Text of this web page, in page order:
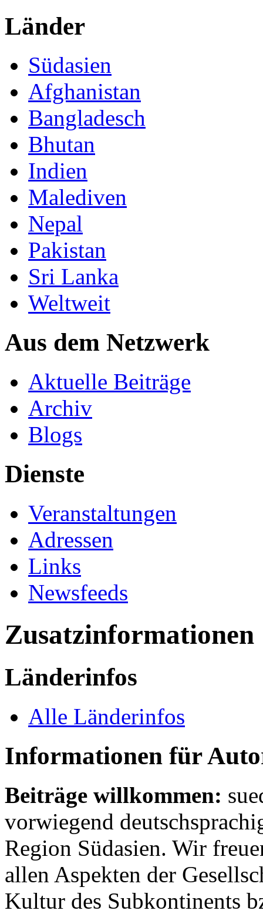
Länder
Südasien
Afghanistan
Bangladesch
Bhutan
Indien
Malediven
Nepal
Pakistan
Sri Lanka
Weltweit
Aus dem Netzwerk
Aktuelle Beiträge
Archiv
Blogs
Dienste
Veranstaltungen
Adressen
Links
Newsfeeds
Zusatzinformationen
Länderinfos
Alle Länderinfos
Informationen für
Beiträge willkommen:
vorwiegend
Region Südasien. Wir
allen Aspekten der
Kultur des Subkontinents